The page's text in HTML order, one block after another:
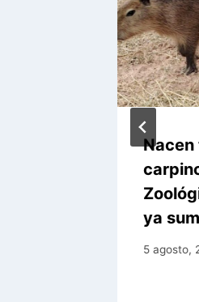
Nacen
ya
5 agosto,